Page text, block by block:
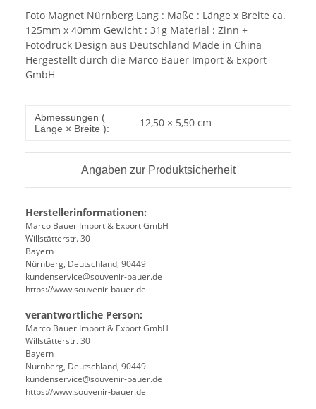
Foto Magnet Nürnberg Lang : Maße : Länge x Breite ca.
125mm x 40mm Gewicht : 31g Material : Zinn +
Fotodruck Design aus Deutschland Made in China
Hergestellt durch die Marco Bauer Import & Export
GmbH
Produkteigenschaft
Wert
Abmessungen (
Länge × Breite ):
12,50 × 5,50 cm
Angaben zur Produktsicherheit
Herstellerinformationen:
Marco Bauer Import & Export GmbH
Willstätterstr. 30
Bayern
Nürnberg, Deutschland, 90449
kundenservice@souvenir-bauer.de
https://www.souvenir-bauer.de
verantwortliche Person:
Marco Bauer Import & Export GmbH
Willstätterstr. 30
Bayern
Nürnberg, Deutschland, 90449
kundenservice@souvenir-bauer.de
https://www.souvenir-bauer.de